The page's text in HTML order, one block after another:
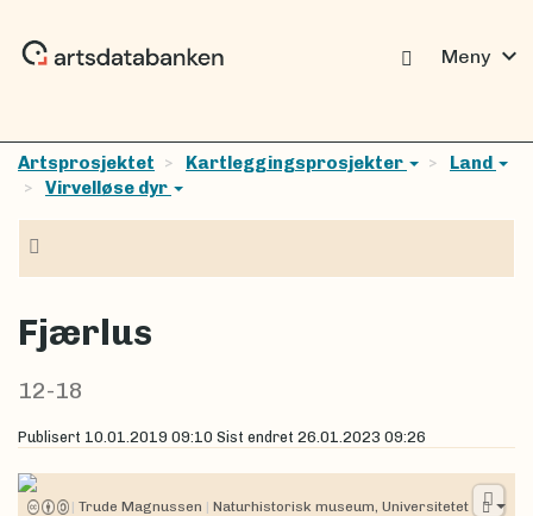
Meny expand_more
Artsprosjektet Kartleggingsprosjekter
Land
Virvelløse dyr
Fjærlus
12-18
Publisert 10.01.2019 09:10 Sist endret 26.01.2023 09:26
| Trude Magnussen | Naturhistorisk museum, Universitetet